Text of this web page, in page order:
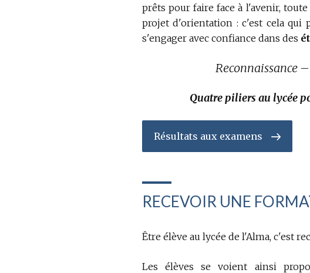
prêts pour faire face à l'avenir,
projet d'orientation : c'est cela qui
s'engager avec confiance dans des
Reconnaissance
Quatre piliers au lycée
Résultats aux examens
RECEVOIR UNE
Être élève au lycée de l'Alma, c'est
Les élèves se voient ainsi